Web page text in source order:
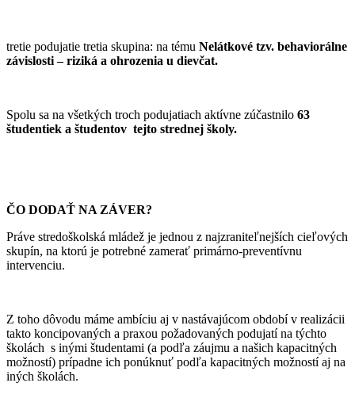
tretie podujatie tretia skupina: na tému Nelátkové tzv. behaviorálne
závislosti – riziká a ohrozenia u dievčat.
Spolu sa na všetkých troch podujatiach aktívne zúčastnilo 63
študentiek a študentov tejto strednej školy.
ČO DODAŤ NA ZÁVER?
Práve stredoškolská mládež je jednou z najzraniteľnejších cieľových
skupín, na ktorú je potrebné zamerať primárno-preventívnu
intervenciu.
Z toho dôvodu máme ambíciu aj v nastávajúcom období v realizácii
takto koncipovaných a praxou požadovaných podujatí na týchto
školách s inými študentami (a podľa záujmu a našich kapacitných
možností) prípadne ich ponúknuť podľa kapacitných možností aj na
iných školách.